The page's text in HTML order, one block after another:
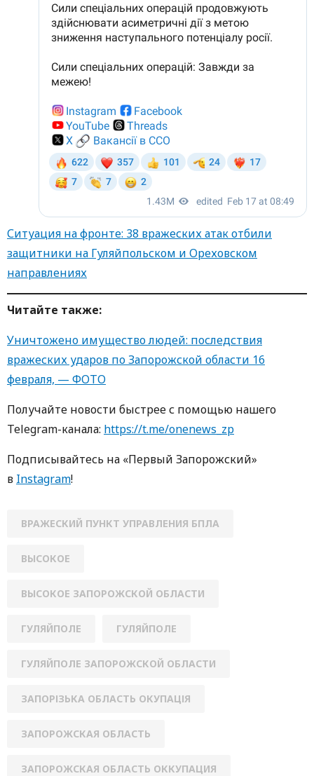
Ситуация на фронте: 38 вражеских атак отбили
защитники на Гуляйпольском и Ореховском
направлениях
Читайте также:
Уничтожено имущество людей: последствия
вражеских ударов по Запорожской области 16
февраля, — ФОТО
Получайте новости быстрее с помощью нашего
Telegram-канала: https://t.me/onenews_zp
Подписывайтесь на «Первый Запорожский»
в Instagram!
ВРАЖЕСКИЙ ПУНКТ УПРАВЛЕНИЯ БПЛА
ВЫСОКОЕ
ВЫСОКОЕ ЗАПОРОЖСКОЙ ОБЛАСТИ
ГУЛЯЙПОЛЕ ГУЛЯЙПОЛЕ
ГУЛЯЙПОЛЕ ЗАПОРОЖСКОЙ ОБЛАСТИ
ЗАПОРІЗЬКА ОБЛАСТЬ ОКУПАЦІЯ
ЗАПОРОЖСКАЯ ОБЛАСТЬ
ЗАПОРОЖСКАЯ ОБЛАСТЬ ОККУПАЦИЯ